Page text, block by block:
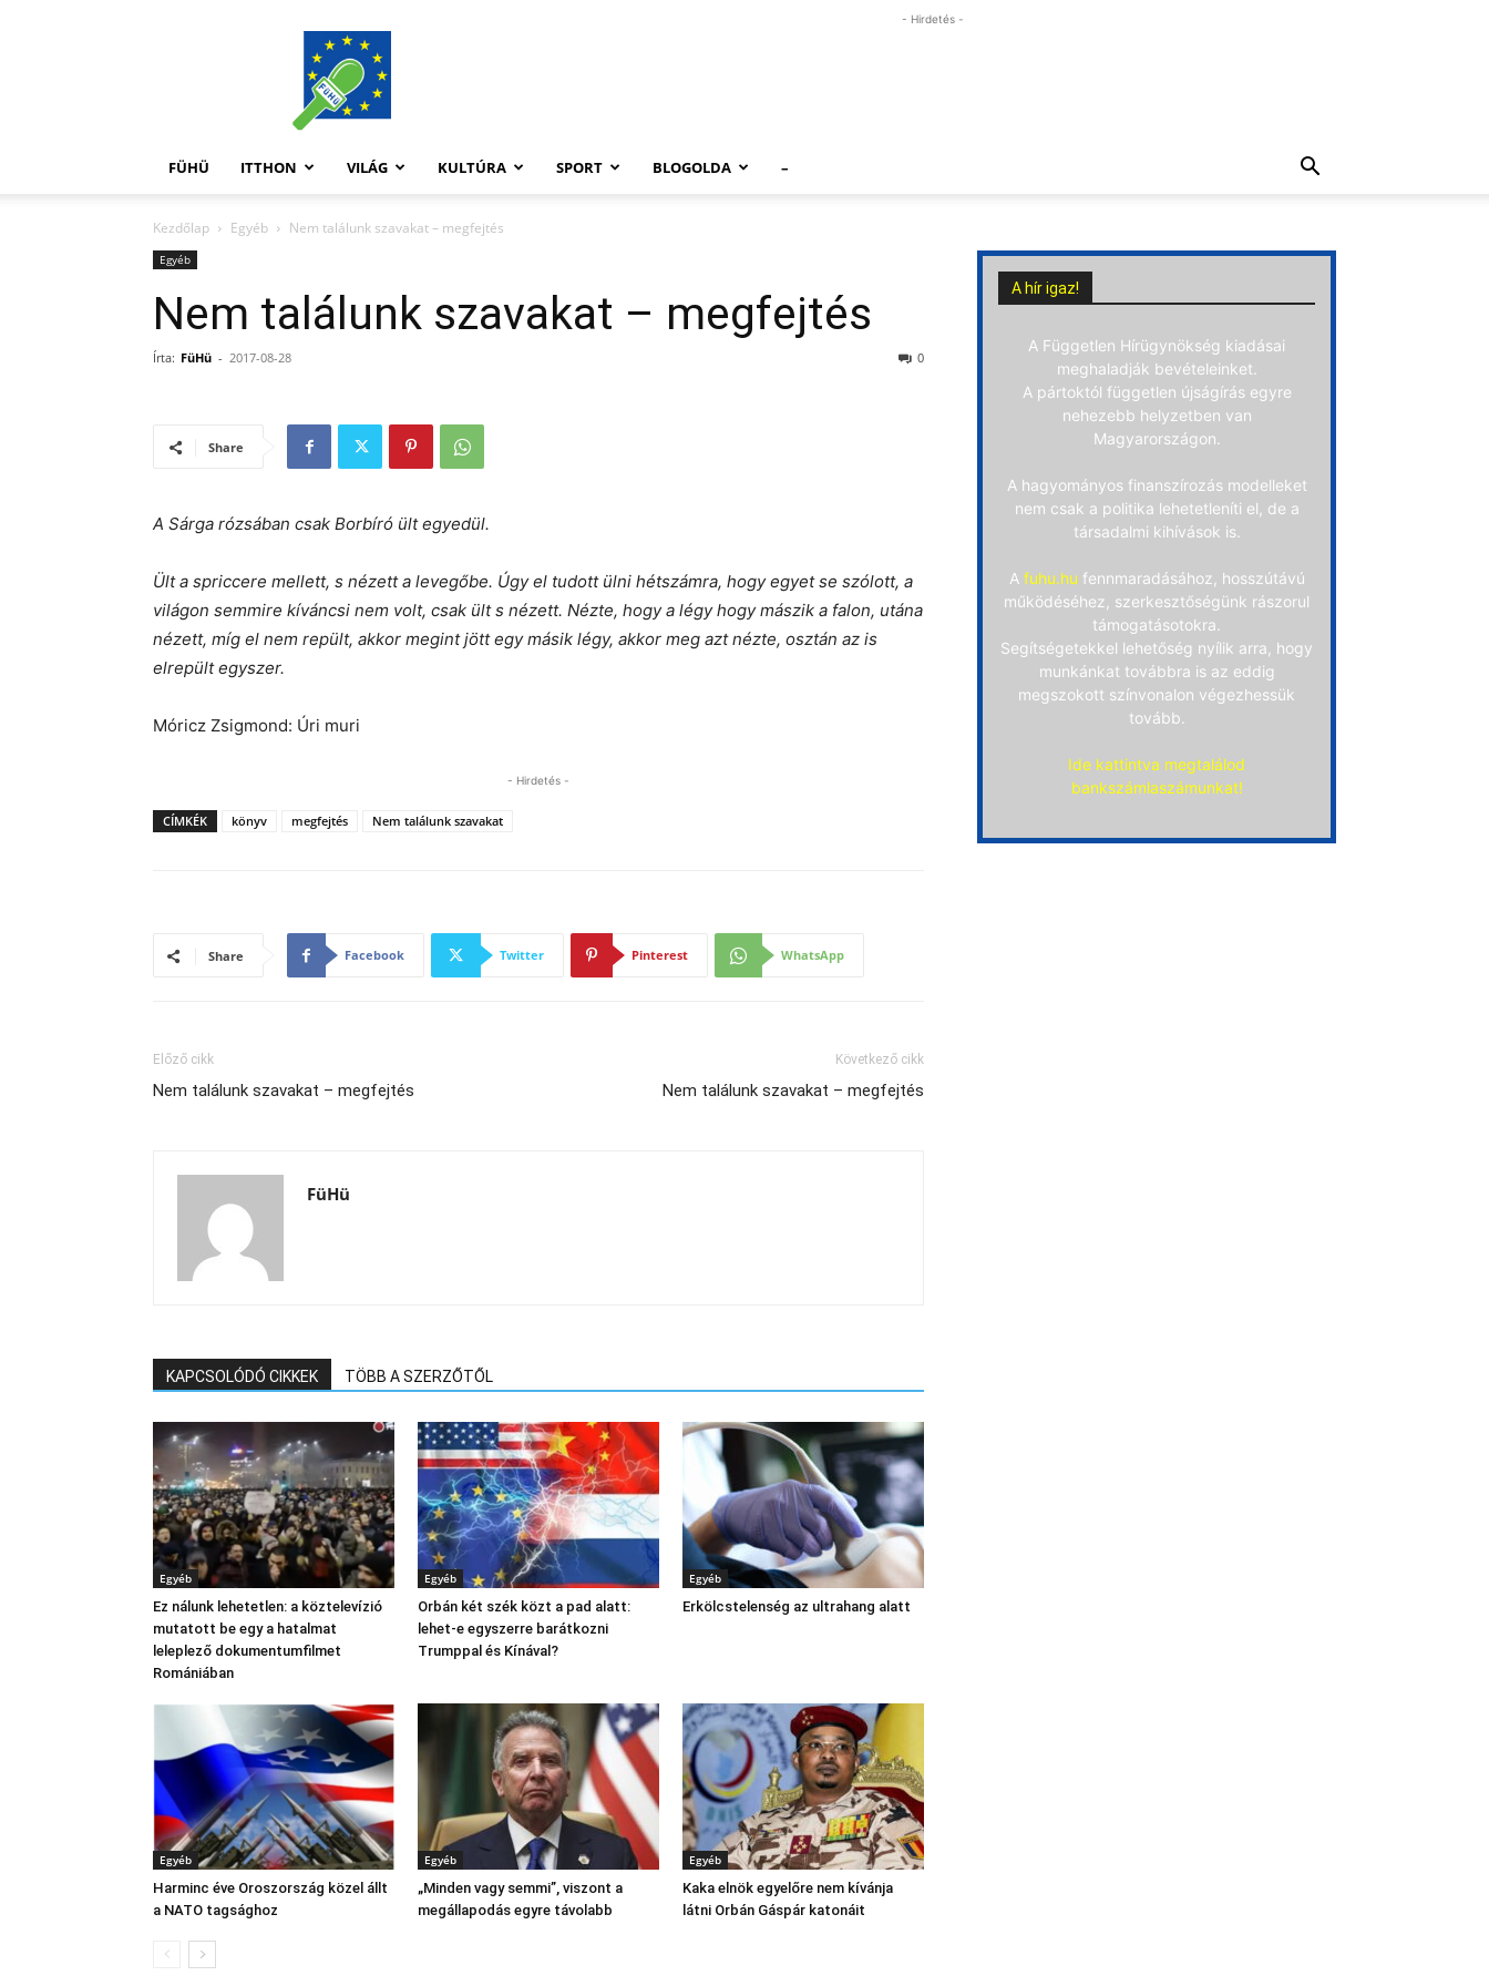
FüHü
- Hirdetés -
FÜHÜ ITTHON VILÁG KULTÚRA SPORT BLOGOLDA –
Kezdőlap Egyéb Nem találunk szavakat – megfejtés
Egyéb
Nem találunk szavakat – megfejtés
Írta: FüHü - 2017-08-28 0
Share
A Sárga rózsában csak Borbíró ült egyedül.
Ült a spriccere mellett, s nézett a levegőbe. Úgy el tudott ülni hétszámra, hogy egyet se szólott, a
világon semmire kíváncsi nem volt, csak ült s nézett. Nézte, hogy a légy hogy mászik a falon, utána
nézett, míg el nem repült, akkor megint jött egy másik légy, akkor meg azt nézte, osztán az is
elrepült egyszer.
Móricz Zsigmond: Úri muri
- Hirdetés -
CÍMKÉK könyv megfejtés Nem találunk szavakat
Share Facebook Twitter Pinterest WhatsApp
Előző cikk
Nem találunk szavakat – megfejtés
Következő cikk
Nem találunk szavakat – megfejtés
FüHü
KAPCSOLÓDÓ CIKKEK TÖBB A SZERZŐTŐL
Egyéb
Ez nálunk lehetetlen: a köztelevízió
mutatott be egy a hatalmat
leleplező dokumentumfilmet
Romániában
Egyéb
Orbán két szék közt a pad alatt:
lehet-e egyszerre barátkozni
Trumppal és Kínával?
Egyéb
Erkölcstelenség az ultrahang alatt
Egyéb
Harminc éve Oroszország közel állt
a NATO tagsághoz
Egyéb
„Minden vagy semmi”, viszont a
megállapodás egyre távolabb
Egyéb
Kaka elnök egyelőre nem kívánja
látni Orbán Gáspár katonáit
A hír igaz!
A Független Hírügynökség kiadásai
meghaladják bevételeinket.
A pártoktól független újságírás egyre
nehezebb helyzetben van
Magyarországon.
A hagyományos finanszírozás modelleket
nem csak a politika lehetetleníti el, de a
társadalmi kihívások is.
A fuhu.hu fennmaradásához, hosszútávú
működéséhez, szerkesztőségünk rászorul
támogatásotokra.
Segítségetekkel lehetőség nyílik arra, hogy
munkánkat továbbra is az eddig
megszokott színvonalon végezhessük
tovább.
Ide kattintva megtalálod
bankszámlaszámunkat!